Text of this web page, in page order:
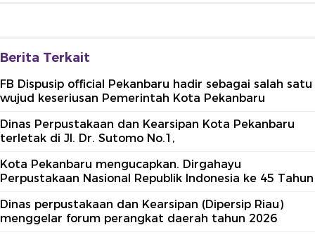
Berita Terkait
FB Dispusip official Pekanbaru hadir sebagai salah satu
wujud keseriusan Pemerintah Kota Pekanbaru
Dinas Perpustakaan dan Kearsipan Kota Pekanbaru
terletak di Jl. Dr. Sutomo No.1,
Kota Pekanbaru mengucapkan. Dirgahayu
Perpustakaan Nasional Republik Indonesia ke 45 Tahun
Dinas perpustakaan dan Kearsipan (Dipersip Riau)
menggelar forum perangkat daerah tahun 2026